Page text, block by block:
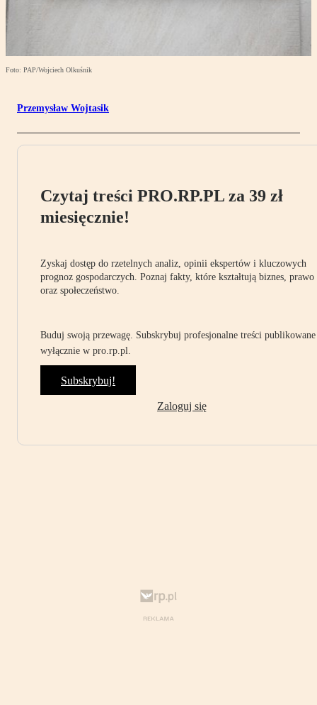
Foto: PAP/Wojciech Olkuśnik
Przemysław Wojtasik
Czytaj treści PRO.RP.PL za 39 zł
miesięcznie!
Zyskaj dostęp do rzetelnych analiz, opinii ekspertów i kluczowych
prognoz gospodarczych. Poznaj fakty, które kształtują biznes, prawo
oraz społeczeństwo.
Buduj swoją przewagę. Subskrybuj profesjonalne treści publikowane
wyłącznie w pro.rp.pl.
Subskrybuj!
Zaloguj się